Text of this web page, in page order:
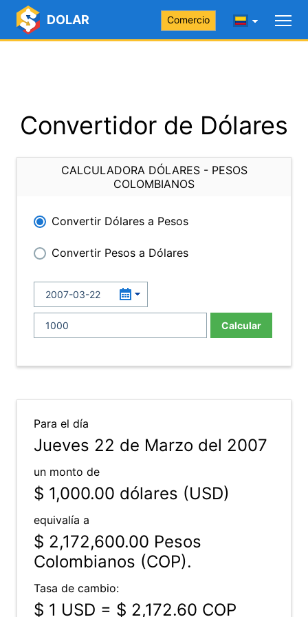
DOLAR Comercio
Convertidor de Dólares
CALCULADORA DÓLARES - PESOS
COLOMBIANOS
Convertir Dólares a Pesos
Convertir Pesos a Dólares
Calcular
Para el día
Jueves 22 de Marzo del 2007
un monto de
$ 1,000.00 dólares (USD)
equivalía a
$ 2,172,600.00 Pesos
Colombianos (COP).
Tasa de cambio:
$ 1 USD = $ 2,172.60 COP